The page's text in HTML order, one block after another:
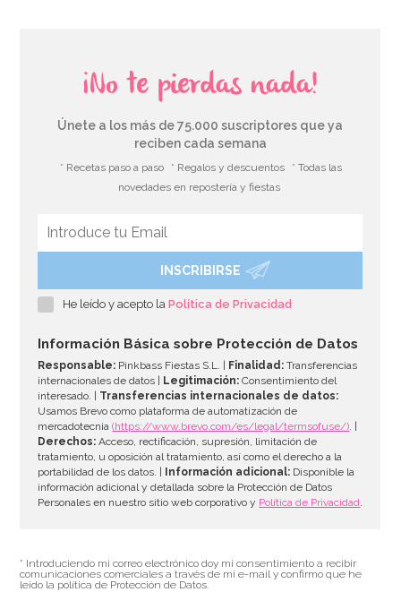
Cupcake Combo Bosque encantado
AÑADIR
¡No te pierdas nada!
Únete a los más de 75.000 suscriptores que ya
reciben cada semana
* Recetas paso a paso * Regalos y descuentos
* Todas las
novedades en repostería y fiestas
INSCRIBIRSE
He leído y acepto laPolítica de Privacidad
Información Básica sobre Protección de Datos
Responsable: Pinkbass Fiestas S.L. | Finalidad: Transferencias
internacionales de datos |
Legitimación: Consentimiento del
interesado. | Transferencias internacionales de datos:
Usamos Brevo como plataforma de automatización de
mercadotecnia(https://www.brevo.com/es/legal/termsofuse/). |
Derechos: Acceso, rectificación, supresión, limitación de
tratamiento, u oposición al tratamiento, así como el derecho a la
portabilidad de los datos. |
Información adicional: Disponible la
información adicional y detallada sobre la Protección de Datos
Personales en nuestro sitio web corporativo y Política de Privacidad.
* Introduciendo mi correo electrónico doy mi consentimiento a recibir
comunicaciones comerciales a través de mi e-mail y confirmo que he
leído la política de Protección de Datos.